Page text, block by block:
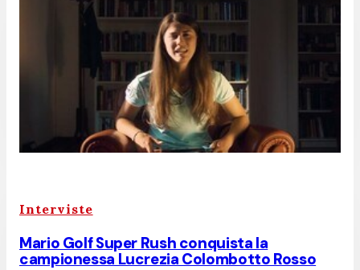
Interviste
Mario Golf Super Rush conquista la
campionessa Lucrezia Colombotto Rosso